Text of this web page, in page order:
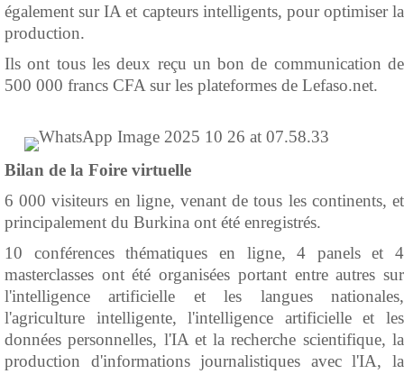
également sur IA et capteurs intelligents, pour optimiser la
production.
Ils ont tous les deux reçu un bon de communication de
500 000 francs CFA sur les plateformes de Lefaso.net.
Bilan de la Foire virtuelle
6 000 visiteurs en ligne, venant de tous les continents, et
principalement du Burkina ont été enregistrés.
10 conférences thématiques en ligne, 4 panels et 4
masterclasses ont été organisées portant entre autres sur
l'intelligence artificielle et les langues nationales,
l'agriculture intelligente, l'intelligence artificielle et les
données personnelles, l'IA et la recherche scientifique, la
production d'informations journalistiques avec l'IA, la